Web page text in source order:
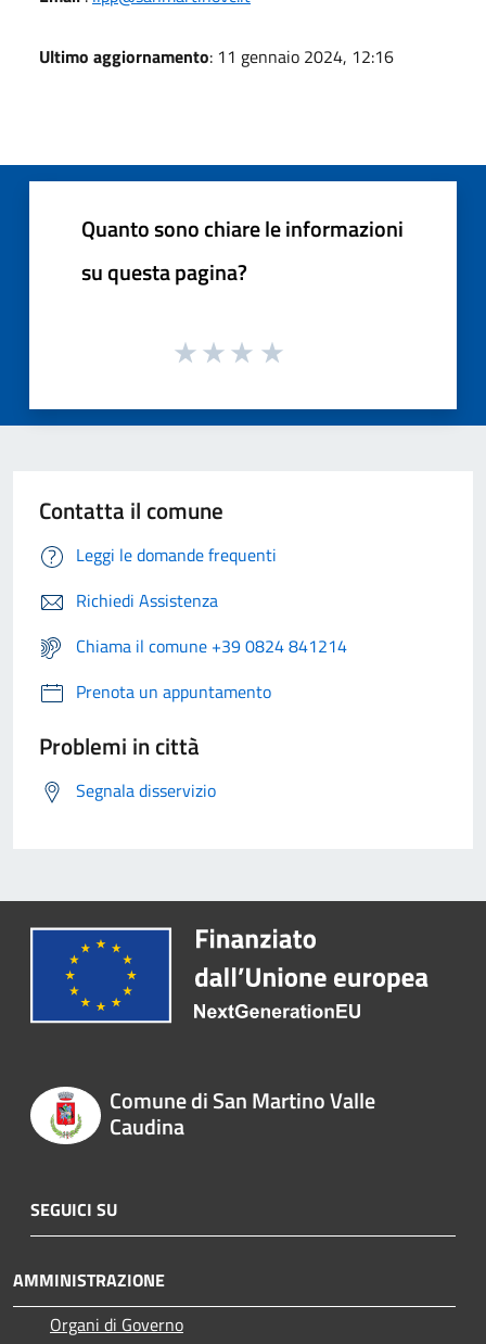
Ultimo aggiornamento: 11 gennaio 2024, 12:16
Quanto sono chiare le informazioni
su questa pagina?
Contatta il comune
Leggi le domande frequenti
Richiedi Assistenza
Chiama il comune +39 0824 841214
Prenota un appuntamento
Problemi in città
Segnala disservizio
Comune di San Martino Valle
Caudina
SEGUICI SU
AMMINISTRAZIONE
Organi di Governo